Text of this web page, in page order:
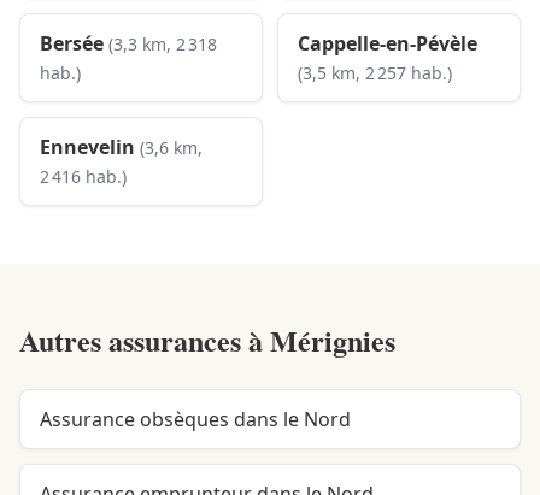
Bersée (3,3 km, 2 318
hab.)
Cappelle-en-Pévèle
(3,5 km, 2 257 hab.)
Ennevelin (3,6 km,
2 416 hab.)
Autres assurances àMérignies
Assurance obsèques dans le Nord